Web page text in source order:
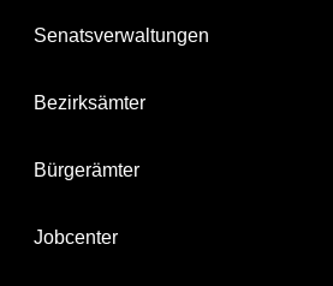
Senatsverwaltungen
Bezirksämter
Bürgerämter
Jobcenter